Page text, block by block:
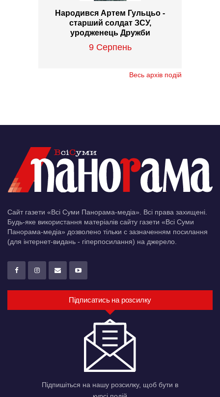
Народився Артем Гульцьо -
старший солдат ЗСУ,
уродженець Дружби
9 Серпень
Весь архів подій
Сайт газети «Всі Суми Панорама-медіа». Всі права захищені.
Будь-яке використання матеріалів сайту газети «Всі Суми
Панорама-медіа» дозволено тільки c зазначенням посилання
(для інтернет-видань - гіперпосилання) на джерело.
Підписатись на розсилку
Підпишіться на нашу розсилку, щоб бути в